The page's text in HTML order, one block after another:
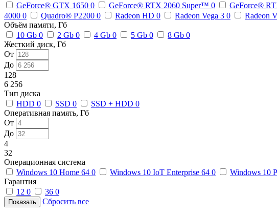
GeForce® GTX 1650 0 GeForce® RTX 2060 Super™ 0 GeForce®
4000 0 Quadro® P2200 0 Radeon HD 0 Radeon Vega 3 0 Radeon
Объём памяти, Гб
10 Gb 0 2 Gb 0 4 Gb 0 5 Gb 0 8 Gb 0
Жесткий диск, Гб
От
До
128
6 256
Тип диска
HDD 0 SSD 0 SSD + HDD 0
Оперативная память, Гб
От
До
4
32
Операционная система
Windows 10 Home 64 0 Windows 10 IoT Enterprise 64 0 Windows 10
Гарантия
12 0 36 0
Сбросить все